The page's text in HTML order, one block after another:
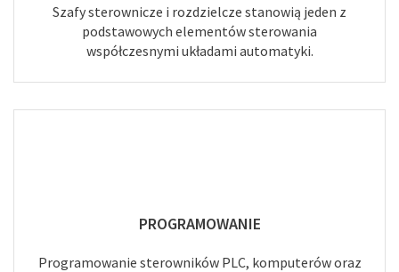
Szafy sterownicze i rozdzielcze stanowią jeden z
podstawowych elementów sterowania
współczesnymi układami automatyki.
PROGRAMOWANIE
Programowanie sterowników PLC, komputerów oraz